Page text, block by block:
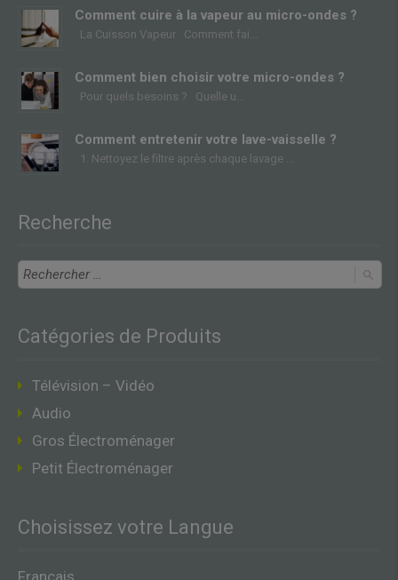
Comment cuire à la vapeur au micro-ondes ?
La Cuisson Vapeur Comment fai
Comment bien choisir votre micro-ondes ?
Pour quels besoins ? Quelle u
Comment entretenir votre lave-vaisselle ?
1. Nettoyez le filtre après chaque lavage
Recherche
Catégories de Produits
Télévision – Vidéo
Audio
Gros Électroménager
Petit Électroménager
Choisissez votre Langue
Français